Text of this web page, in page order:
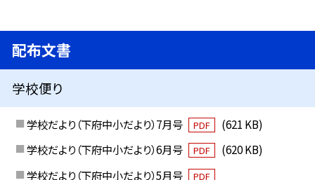
配布文書
学校便り
学校だより（下府中小だより）7月号 PDF
(621 KB)
学校だより（下府中小だより）6月号
PDF
(620 KB)
学校だより（下府中小だより）5月号
PDF